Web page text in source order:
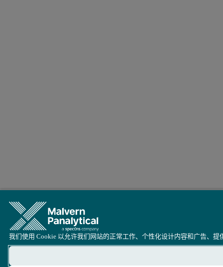
我们使用 Cookie 以允许我们网站的正常工作、个性化设计内容和广告、